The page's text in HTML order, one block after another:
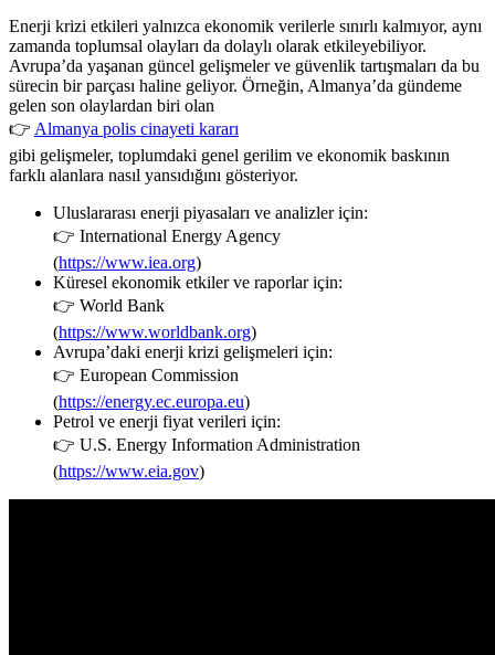
Enerji krizi etkileri yalnızca ekonomik verilerle sınırlı kalmıyor, aynı
zamanda toplumsal olayları da dolaylı olarak etkileyebiliyor.
Avrupa’da yaşanan güncel gelişmeler ve güvenlik tartışmaları da bu
sürecin bir parçası haline geliyor. Örneğin, Almanya’da gündeme
gelen son olaylardan biri olan
👉 Almanya polis cinayeti kararı
gibi gelişmeler, toplumdaki genel gerilim ve ekonomik baskının
farklı alanlara nasıl yansıdığını gösteriyor.
Uluslararası enerji piyasaları ve analizler için:
👉 International Energy Agency
(https://www.iea.org)
Küresel ekonomik etkiler ve raporlar için:
👉 World Bank
(https://www.worldbank.org)
Avrupa’daki enerji krizi gelişmeleri için:
👉 European Commission
(https://energy.ec.europa.eu)
Petrol ve enerji fiyat verileri için:
👉 U.S. Energy Information Administration
(https://www.eia.gov)